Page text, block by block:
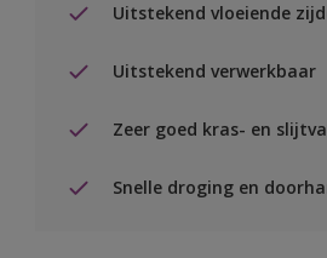
Uitstekend vloeiende
Uitstekend verwerkbaar
Zeer goed kras- en
Snelle droging en